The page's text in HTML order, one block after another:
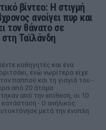
βίντεο: Η στιγμή
ανοίγει πυρ και
τον θάνατο σε
Ταϊλάνδη
καθηγητές και ένα
ενώ νωρίτερα είχε
παππού και τη γιαγιά του -
από 20 άτομα
από την επίθεση, οι 10
κατάσταση - Ο ανήλικος
μετά την ένοπλη